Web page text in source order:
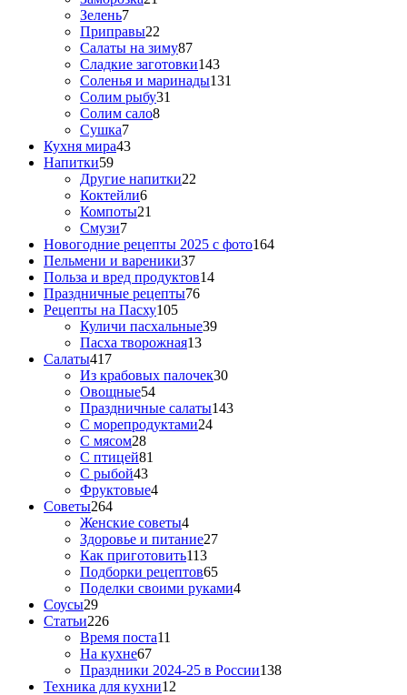
Зелень7
Приправы22
Салаты на зиму87
Сладкие заготовки143
Соленья и маринады131
Солим рыбу31
Солим сало8
Сушка7
Кухня мира43
Напитки59
Другие напитки22
Коктейли6
Компоты21
Смузи7
Новогодние рецепты 2025 с фото164
Пельмени и вареники37
Польза и вред продуктов14
Праздничные рецепты76
Рецепты на Пасху105
Куличи пасхальные39
Пасха творожная13
Салаты417
Из крабовых палочек30
Овощные54
Праздничные салаты143
С морепродуктами24
С мясом28
С птицей81
С рыбой43
Фруктовые4
Советы264
Женские советы4
Здоровье и питание27
Как приготовить113
Подборки рецептов65
Поделки своими руками4
Соусы29
Статьи226
Время поста11
На кухне67
Праздники 2024-25 в России138
Техника для кухни12